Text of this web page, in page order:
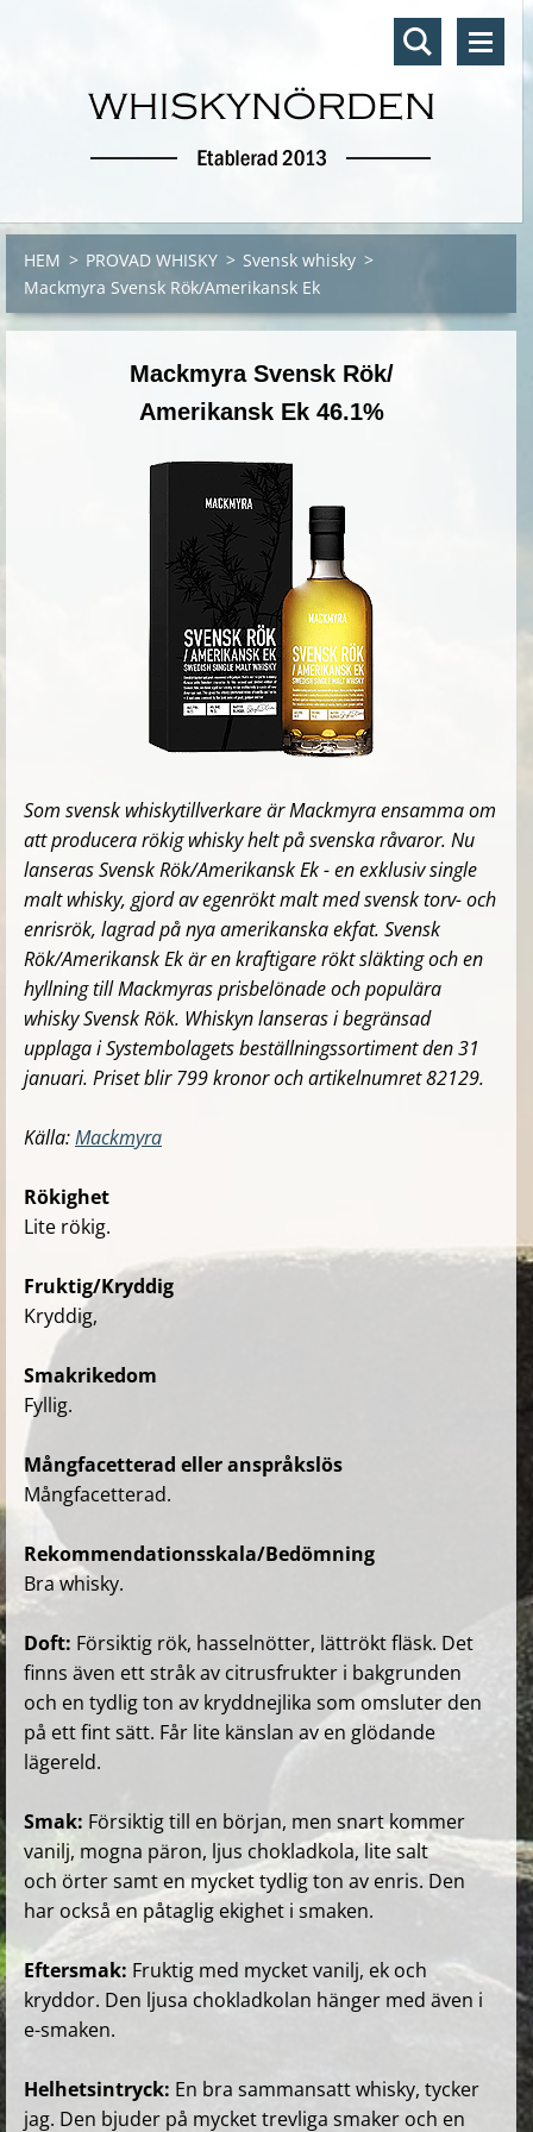
HEM > PROVAD WHISKY > Svensk whisky >
Mackmyra Svensk Rök/Amerikansk Ek
Mackmyra Svensk Rök/
Amerikansk Ek 46.1%
Som svensk whiskytillverkare är Mackmyra ensamma om
att producera rökig whisky helt på svenska råvaror. Nu
lanseras Svensk Rök/Amerikansk Ek - en exklusiv single
malt whisky, gjord av egenrökt malt med svensk torv- och
enrisrök, lagrad på nya amerikanska ekfat. Svensk
Rök/Amerikansk Ek är en kraftigare rökt släkting och en
hyllning till Mackmyras prisbelönade och populära
whisky Svensk Rök. Whiskyn lanseras i begränsad
upplaga i Systembolagets beställningssortiment den 31
januari. Priset blir 799 kronor och artikelnumret 82129.
Källa:Mackmyra
Rökighet
Lite rökig.
Fruktig/Kryddig
Kryddig,
Smakrikedom
Fyllig.
Mångfacetterad eller anspråkslös
Mångfacetterad.
Rekommendationsskala/Bedömning
Bra whisky.
Doft: Försiktig rök, hasselnötter, lättrökt fläsk. Det
finns även ett stråk av citrusfrukter i bakgrunden
och en tydlig ton av kryddnejlika som omsluter den
på ett fint sätt. Får lite känslan av en glödande
lägereld.
Smak: Försiktig till en början, men snart kommer
vanilj, mogna päron, ljus chokladkola, lite salt
och örter samt en mycket tydlig ton av enris. Den
har också en påtaglig ekighet i smaken.
Eftersmak: Fruktig med mycket vanilj, ek och
kryddor. Den ljusa chokladkolan hänger med även i
e-smaken.
Helhetsintryck: En bra sammansatt whisky, tycker
jag. Den bjuder på mycket trevliga smaker och en